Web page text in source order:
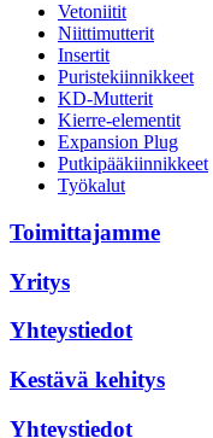
Vetoniitit
Niittimutterit
Insertit
Puristekiinnikkeet
KD-Mutterit
Kierre-elementit
Expansion Plug
Putkipääkiinnikkeet
Työkalut
Toimittajamme
Yritys
Yhteystiedot
Kestävä kehitys
Yhteystiedot